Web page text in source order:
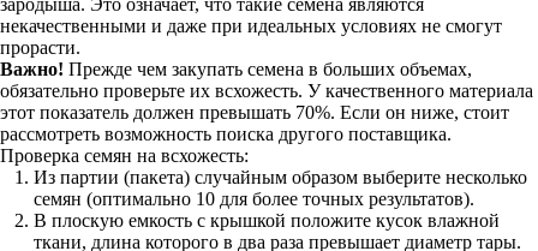
зародыша. Это означает, что такие семена являются
некачественными и даже при идеальных условиях не смогут
прорасти.
Важно! Прежде чем закупать семена в больших объемах,
обязательно проверьте их всхожесть. У качественного материала
этот показатель должен превышать 70%. Если он ниже, стоит
рассмотреть возможность поиска другого поставщика.
Проверка семян на всхожесть:
Из партии (пакета) случайным образом выберите несколько
семян (оптимально 10 для более точных результатов).
В плоскую емкость с крышкой положите кусок влажной
ткани, длина которого в два раза превышает диаметр тары.